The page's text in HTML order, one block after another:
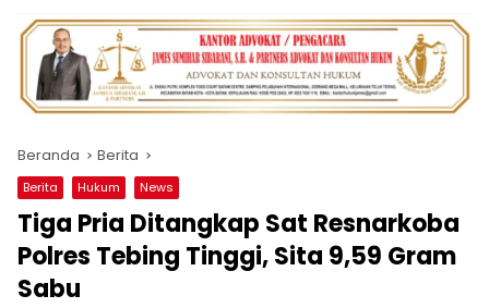
Beranda Berita
Berita Hukum News
Tiga Pria Ditangkap Sat Resnarkoba
Polres Tebing Tinggi, Sita 9,59 Gram
Sabu